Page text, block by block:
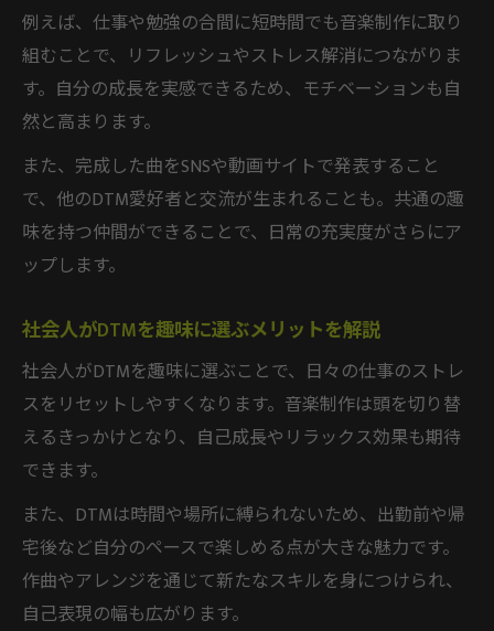
DTMは毎日行う必要があるのか徹底解説
初心者が挫折しないためのDTM実践術
初心者がDTMで挫折しない始め方のコツ
おすすめのDTMソフト選びと導入のポイン
ト
DTMで最初の一曲を完成させる手順と工夫
初心者向けDTM習得法と小さな成功体験の
DTM初心者にありがちな失敗とその回避策
DTMを長く楽しむための工夫とヒント
DTMを趣味で長く続ける楽しみ方の秘訣
DTMを生活に取り入れるための工夫とは
DTMを通して得られる日々の達成感と成長
DTMを続けるための環境整備とモチベ維持
術
例えば、仕事や勉強の合間に短時間でも音楽制作に取り
組むことで、リフレッシュやストレス解消につながりま
す。自分の成長を実感できるため、モチベーションも自
然と高まります。
また、完成した曲をSNSや動画サイトで発表すること
で、他のDTM愛好者と交流が生まれることも。共通の趣
味を持つ仲間ができることで、日常の充実度がさらにア
ップします。
社会人がDTMを趣味に選ぶメリットを解説
社会人がDTMを趣味に選ぶことで、日々の仕事のストレ
スをリセットしやすくなります。音楽制作は頭を切り替
えるきっかけとなり、自己成長やリラックス効果も期待
できます。
また、DTMは時間や場所に縛られないため、出勤前や帰
宅後など自分のペースで楽しめる点が大きな魅力です。
作曲やアレンジを通じて新たなスキルを身につけられ、
自己表現の幅も広がります。